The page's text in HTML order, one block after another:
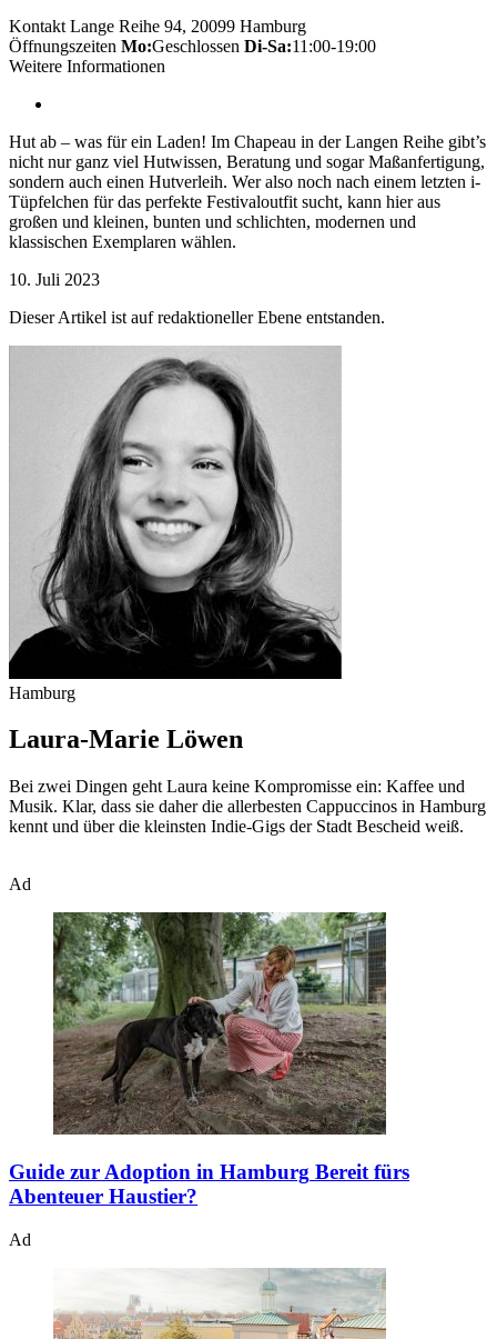
Kontakt Lange Reihe 94, 20099 Hamburg
Öffnungszeiten Mo:Geschlossen Di-Sa:11:00-19:00
Weitere Informationen
Hut ab – was für ein Laden! Im Chapeau in der Langen Reihe gibt’s
nicht nur ganz viel Hutwissen, Beratung und sogar Maßanfertigung,
sondern auch einen Hutverleih. Wer also noch nach einem letzten i-
Tüpfelchen für das perfekte Festivaloutfit sucht, kann hier aus
großen und kleinen, bunten und schlichten, modernen und
klassischen Exemplaren wählen.
10. Juli 2023
Dieser Artikel ist auf redaktioneller Ebene entstanden.
Hamburg
Laura-Marie Löwen
Bei zwei Dingen geht Laura keine Kompromisse ein: Kaffee und
Musik. Klar, dass sie daher die allerbesten Cappuccinos in Hamburg
kennt und über die kleinsten Indie-Gigs der Stadt Bescheid weiß.
Ad
Guide zur Adoption in Hamburg Bereit fürs
Abenteuer Haustier?
Ad